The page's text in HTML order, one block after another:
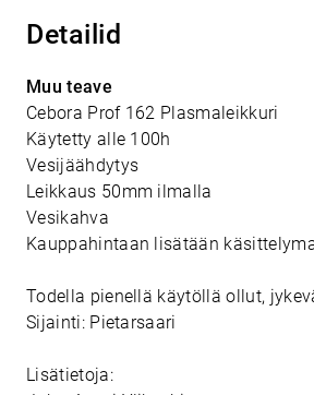
Detailid
Muu teave
Cebora Prof 162 Plasmaleikkuri
Käytetty alle 100h
Vesijäähdytys
Leikkaus 50mm ilmalla
Vesikahva
Kauppahintaan lisätään
Todella pienellä käytöllä ollut,
Sijainti: Pietarsaari
Lisätietoja: